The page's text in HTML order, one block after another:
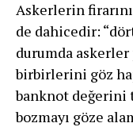
Askerlerin
de dahicedir:
durumda
birbirlerini göz
banknot de­ğerini
bozmayı göze